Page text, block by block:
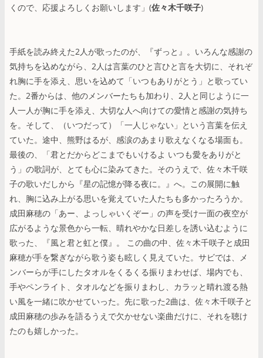
くので、応援よろしくお願いします」(佐々木千咲子)
手紙を読み終えた2人が歌ったのが、『ずっと』。いろんな感謝の
気持ちを込めながら、2人は言葉のひと言ひと言を大切に、それぞ
れ胸に手を添え、思いを込めて「いつもありがとう」と歌ってい
た。2番からは、他のメンバーたちも加わり、2人と同じように一
人一人が胸に手を添え、大切な人へ向けての愛情と感謝の気持ち
を。そして、（いつだって）「一人じゃない」という言葉を伝え
ていた。途中、熊野はるが、感涙のあまり歌えなくなる場面も。
最後の、「君とだからどこまでもいけるよ いつも愛をありがと
う」の歌詞が、とても心に染みてきた。そのうえで、佐々木千咲
子の歌いだしから『星の記憶が降る夜に。』へ。この展開に触
れ、胸に込み上がる思いを覚えていた人たちも多かったろうか。
成田麻穂の「あー、よっしゃいくぞー」の声を受け一面の夜空が
広がるような景色から一転、晴れやかな日差しを誘い込むように
歌った、『風と君と虹と僕』。 この曲の中、佐々木千咲子と成田
麻穂が手を繋ぎながら歌う姿も眩しく見えていた。サビでは、メ
ンバーらが手にしたタオルをくるくる振りまわせば、場内でも、
手やペンライト、タオルなどを振りまわし、カラッと晴れ渡る熱
い風を一緒に吹かせていった。先に歌った2曲は、佐々木千咲子と
成田麻穂の歩みを語るうえで欠かせない楽曲だけに、それを聴け
たのも嬉しかった。